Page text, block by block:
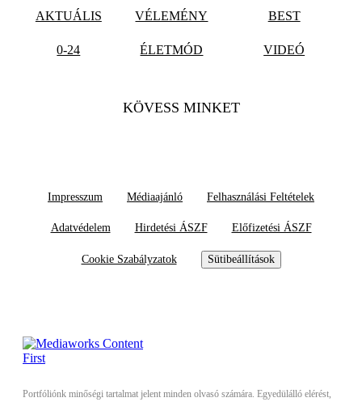
AKTUÁLIS VÉLEMÉNY BEST
0-24 ÉLETMÓD VIDEÓ
KÖVESS MINKET
Impresszum Médiaajánló Felhasználási Feltételek
Adatvédelem Hirdetési ÁSZF Előfizetési ÁSZF
Cookie Szabályzatok Sütibeállítások
Portfóliónk minőségi tartalmat jelent minden olvasó számára. Egyedülálló elérést,